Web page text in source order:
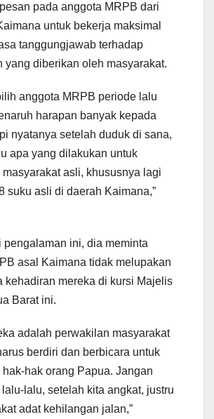
pada anggota MRPB dari
untuk bekerja maksimal
tanggungjawab terhadap
yang diberikan oleh masyarakat.
anggota MRPB periode lalu
harapan banyak kepada
nyatanya setelah duduk di sana,
apa yang dilakukan untuk
masyarakat asli, khususnya lagi
suku asli di daerah Kaimana,”
pengalaman ini, dia meminta
asal Kaimana tidak melupakan
kehadiran mereka di kursi Majelis
Barat ini.
adalah perwakilan masyarakat
berdiri dan berbicara untuk
hak-hak orang Papua. Jangan
lalu, setelah kita angkat, justru
adat kehilangan jalan,”